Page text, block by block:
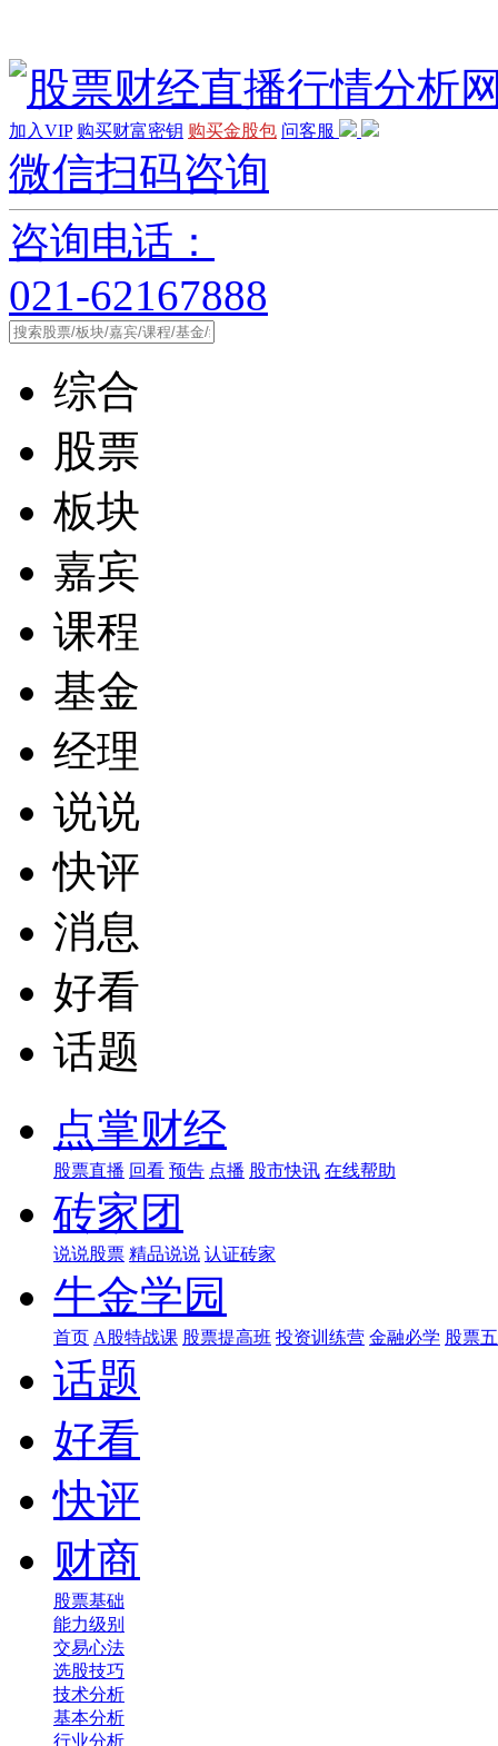
加入VIP 购买财富密钥 购买金股包 问客服
微信扫码咨询
咨询电话：
021-62167888
综合
股票
板块
嘉宾
课程
基金
经理
说说
快评
消息
好看
话题
点掌财经
股票直播 回看 预告 点播 股市快讯 在线帮助
砖家团
说说股票 精品说说 认证砖家
牛金学园
首页 A股特战课 股票提高班 投资训练营 金融必学 股票
话题
好看
快评
财商
股票基础
能力级别
交易心法
选股技巧
技术分析
基本分析
行业分析